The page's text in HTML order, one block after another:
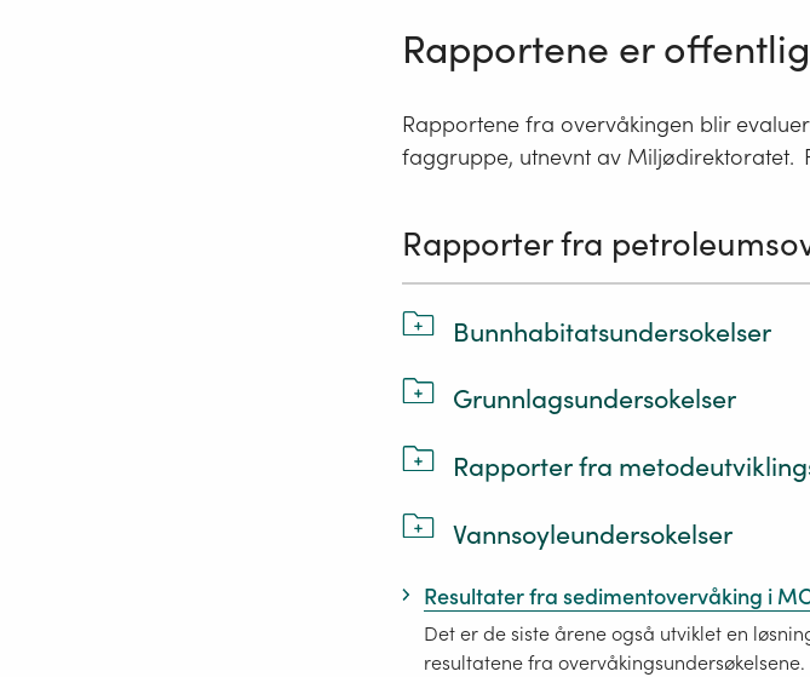
Rapportene er
Rapportene fra overvåkingen blir
faggruppe, utnevnt av Miljødirektoratet.
Rapporter fra
Bunnhabitatsundersokelser
Grunnlagsundersokelser
Rapporter fra
Vannsoyleundersokelser
Resultater fra sedimentovervåking i
Det er de siste årene også utviklet en
resultatene fra